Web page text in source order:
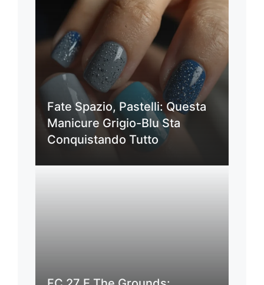
Fate Spazio, Pastelli: Questa
Manicure Grigio-Blu Sta
Conquistando Tutto